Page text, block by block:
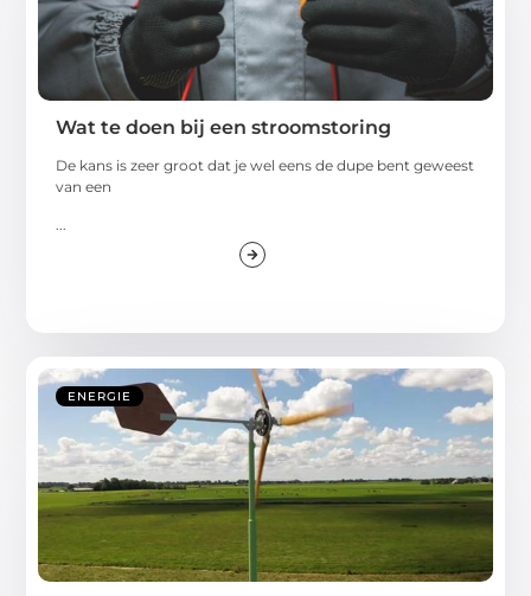
Wat te doen bij een stroomstoring
De kans is zeer groot dat je wel eens de dupe bent geweest
van een
...
ENERGIE